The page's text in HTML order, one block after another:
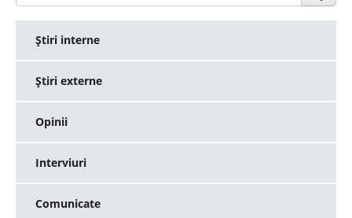
Ştiri interne
Ştiri externe
Opinii
Interviuri
Comunicate